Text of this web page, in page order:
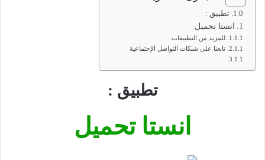
تطبيق :
انستا تحميل
للمزيد من التطبيقات
تابعنا على شبكات التواصل الإجتماعية
تطبيق :
انستا تحميل